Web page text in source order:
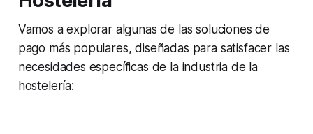
Vamos a explorar algunas de las soluciones de
pago más populares, diseñadas para satisfacer las
necesidades específicas de la industria de la
hostelería: